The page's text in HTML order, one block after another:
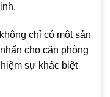
chỉ có một sản
cho căn phòng
sự khác biệt